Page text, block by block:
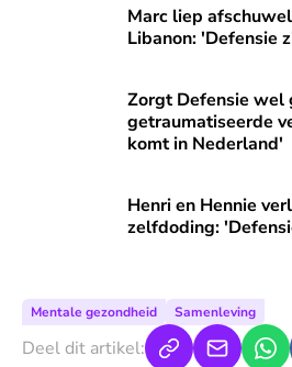
Marc liep
Libanon: 'Defensie
Marc liep afschuwelijke
Zorgt Defensie wel
getraumatiseerde
komt in Nederland'
Zorgt Defensie wel goed voor
Henri en Hennie
zelfdoding:
Henri en Hennie verloren hun
Mentale gezondheid Samenleving
Deel dit artikel: